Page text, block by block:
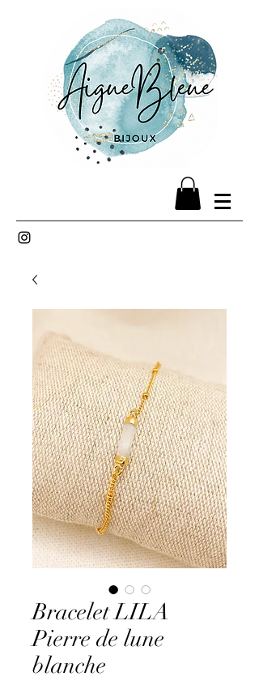
Bracelet LILA
Pierre de lune
blanche